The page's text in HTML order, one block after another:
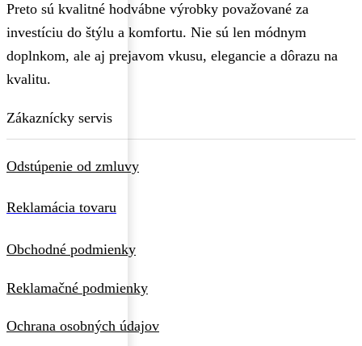
Preto sú kvalitné hodvábne výrobky považované za
investíciu do štýlu a komfortu. Nie sú len módnym
doplnkom, ale aj prejavom vkusu, elegancie a dôrazu na
kvalitu.
Zákaznícky servis
Odstúpenie od zmluvy
Reklamácia tovaru
Obchodné podmienky
Reklamačné podmienky
Ochrana osobných údajov